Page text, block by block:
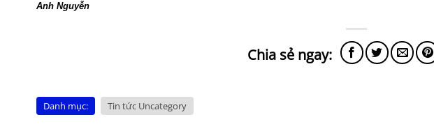
Anh Nguyễn
Danh mục: Tin tức Uncategory